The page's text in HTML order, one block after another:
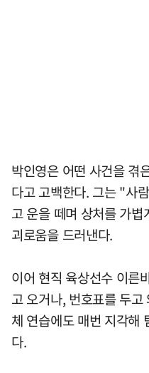
박인영은 어떤 사건을 겪
다고 고백한다. 그는 "사
고 운을 떼며 상처를 가
괴로움을 드러낸다.
이어 현직 육상선수 이른
고 오거나, 번호표를 두
체 연습에도 매번 지각해
다.